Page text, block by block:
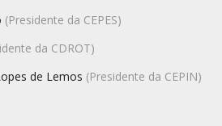
(Presidente da CEPES)
da CDROT)
de Lemos (Presidente da CEPIN)